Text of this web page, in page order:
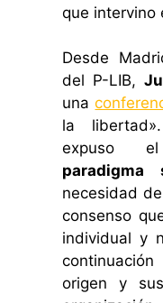
que intervino
Desde
del P-LIB,
una
la
expuso
paradigma
necesidad
consenso
individual y
origen y